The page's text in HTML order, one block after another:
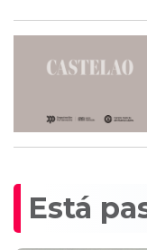
Está